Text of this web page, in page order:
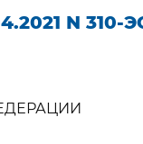
N 310-